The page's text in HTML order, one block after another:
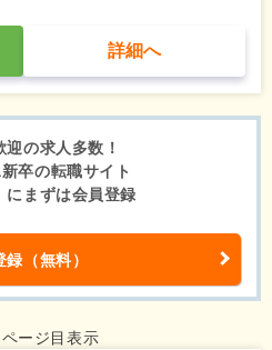
詳細へ
迎の求人多数！
卒の転職サイト
にまずは会員登録
録（無料）
ページ目表示